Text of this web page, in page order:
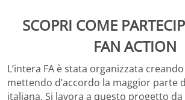
SCOPRI COME
FAN ACTION
L’intera FA è stata organizzata
mettendo d’accordo la maggior parte
italiana. Si lavora a questo progetto